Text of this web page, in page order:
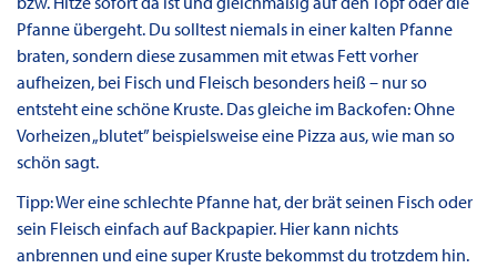
Pfanne übergeht. Du solltest niemals in einer kalten Pfanne
braten, sondern diese zusammen mit etwas Fett vorher
aufheizen, bei Fisch und Fleisch besonders heiß – nur so
entsteht eine schöne Kruste. Das gleiche im Backofen: Ohne
Vorheizen „blutet” beispielsweise eine Pizza aus, wie man so
schön sagt.
Tipp: Wer eine schlechte Pfanne hat, der brät seinen Fisch oder
sein Fleisch einfach auf Backpapier. Hier kann nichts
anbrennen und eine super Kruste bekommst du trotzdem hin.